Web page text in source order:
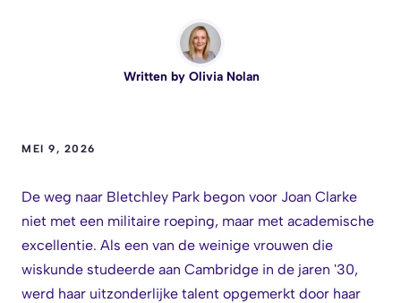
Written by Olivia Nolan
MEI 9, 2026
De weg naar Bletchley Park begon voor Joan Clarke
niet met een militaire roeping, maar met academische
excellentie. Als een van de weinige vrouwen die
wiskunde studeerde aan Cambridge in de jaren '30,
werd haar uitzonderlijke talent opgemerkt door haar